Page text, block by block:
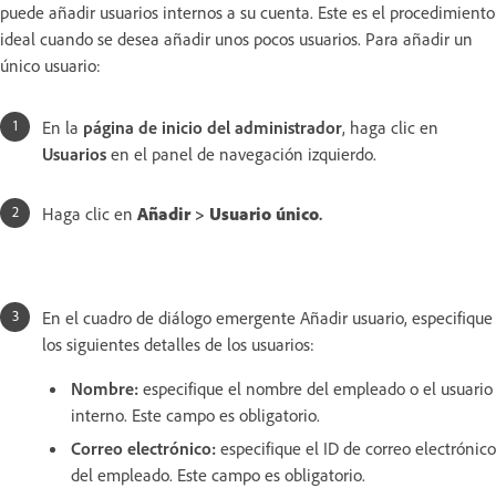
puede añadir usuarios internos a su cuenta. Este es el procedimiento
ideal cuando se desea añadir unos pocos usuarios. Para añadir un
único usuario:
En la página de inicio del administrador, haga clic en
Usuarios en el panel de navegación izquierdo.
Haga clic en Añadir> Usuario único.
En el cuadro de diálogo emergente Añadir usuario, especifique
los siguientes detalles de los usuarios:
Nombre: especifique el nombre del empleado o el usuario
interno. Este campo es obligatorio.
Correo electrónico: especifique el ID de correo electrónico
del empleado. Este campo es obligatorio.